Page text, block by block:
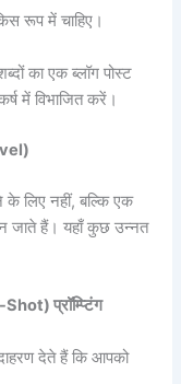
रूप में चाहिए।
का एक ब्लॉग पोस्ट
में विभाजित करें।
के लिए नहीं, बल्कि एक
जाते हैं। यहाँ कुछ उन्नत
Shot)प्रॉम्प्टिंग
देते हैं कि आपको